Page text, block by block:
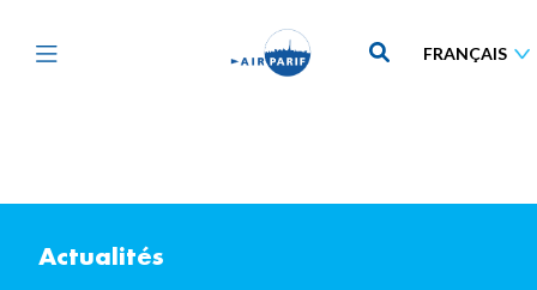
au
contenu
Actualités